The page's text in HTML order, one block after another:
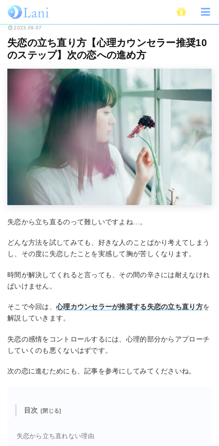
ホーム 恋愛 失恋の立ち直り方【心理カウンセラー推奨10のステッ
2023.09.07
失恋の立ち直り方【心理カウンセラー推奨10
のステップ】次の恋への進め方
失恋から立ち直るのって難しいですよね…。
どんな方法を試してみても、好きな人のことばかり考えてしまう
し、その度に失恋したことを実感して胸が苦しくなります。
時間が解決してくれると言っても、その間の辛さには耐えなけれ
ばいけません。
そこで今回は、 心理カウンセラーが推奨する失恋の立ち直り方を
解説していきます。
失恋の感情をコントロールするには、心理的部分からアプローチ
していくのも悪くないはずです。
次の恋に進むためにも、記事を参考にしてみてくださいね。
目次
失恋から立ち直れない理由